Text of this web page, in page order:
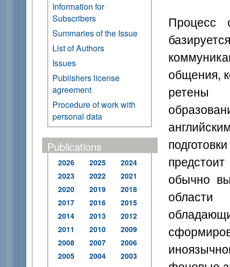
Information for
Subscribers
Summaries of the Issue
List of Authors
Issues
Publishers license
agreement
Procedure of work with
personal data
Publications
2026 2025
2024
2023
2022
2021
2020
2019
2018
2017
2016
2015
2014
2013
2012
2011
2010
2009
2008
2007
2006
2005
2004
2003
Процесс
общения,
ретены
обычно
области